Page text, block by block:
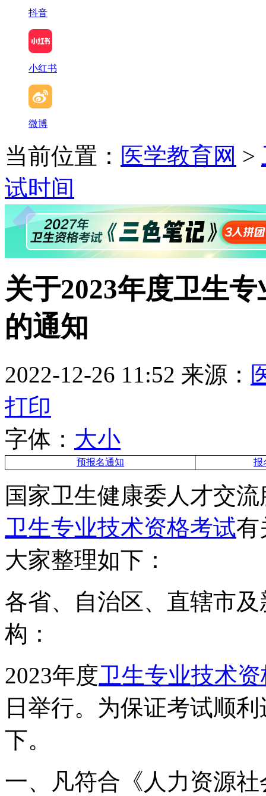
抖音
小红书
微博
当前位置： 医学教育网 >
试时间
关于2023年度卫生
的通知
2022-12-26 11:52 来源：
打印
字体： 大小
预报名通知 报
国家卫生健康委人才交
卫生专业技术资格考试有
大家整理如下：
各省、自治区、直辖市
构：
2023年度卫生专业技术
日举行。为保证考试顺
下。
一、凡符合《人力资源